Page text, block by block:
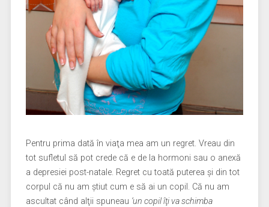
Pentru prima dată în viaţa mea am un regret. Vreau din
tot sufletul să pot crede că e de la hormoni sau o anexă
a depresiei post-natale. Regret cu toată puterea şi din tot
corpul că nu am ştiut cum e să ai un copil. Că nu am
ascultat când alţii spuneau ‘un copil îţi va schimba